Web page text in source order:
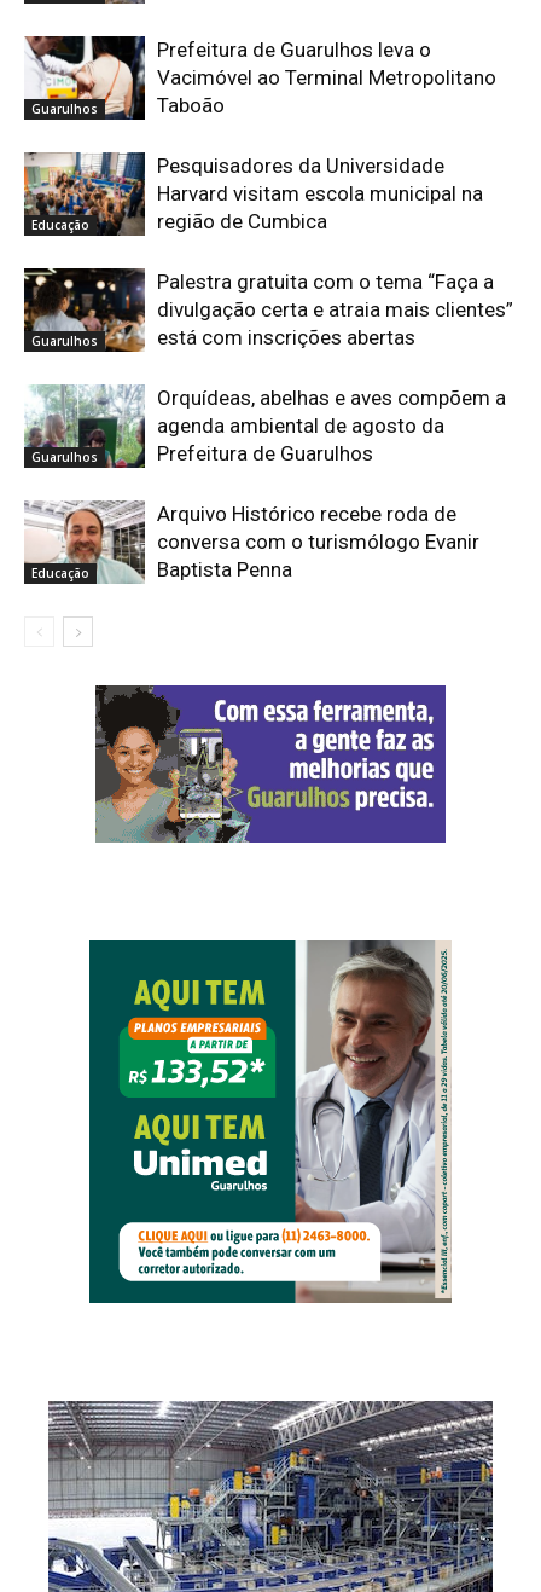
Guarulhos
Prefeitura de Guarulhos leva o
Vacimóvel ao Terminal Metropolitano
Taboão
Educação
Pesquisadores da Universidade
Harvard visitam escola municipal na
região de Cumbica
Guarulhos
Palestra gratuita com o tema “Faça a
divulgação certa e atraia mais clientes”
está com inscrições abertas
Guarulhos
Orquídeas, abelhas e aves compõem a
agenda ambiental de agosto da
Prefeitura de Guarulhos
Educação
Arquivo Histórico recebe roda de
conversa com o turismólogo Evanir
Baptista Penna